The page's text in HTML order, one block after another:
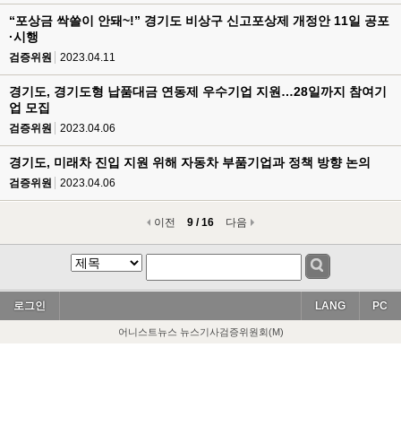
“포상금 싹쓸이 안돼~!” 경기도 비상구 신고포상제 개정안 11일 공포
·시행
검증위원 2023.04.11
경기도, 경기도형 납품대금 연동제 우수기업 지원…28일까지 참여기
업 모집
검증위원 2023.04.06
경기도, 미래차 진입 지원 위해 자동차 부품기업과 정책 방향 논의
검증위원 2023.04.06
이전 9 / 16 다음
로그인 PC
LANG
어니스트뉴스 뉴스기사검증위원회(M)